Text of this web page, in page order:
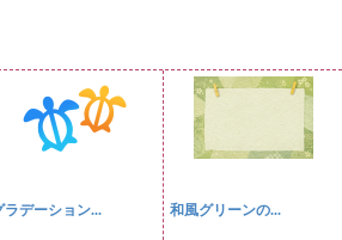
ラデーション... 和風グリーンの...